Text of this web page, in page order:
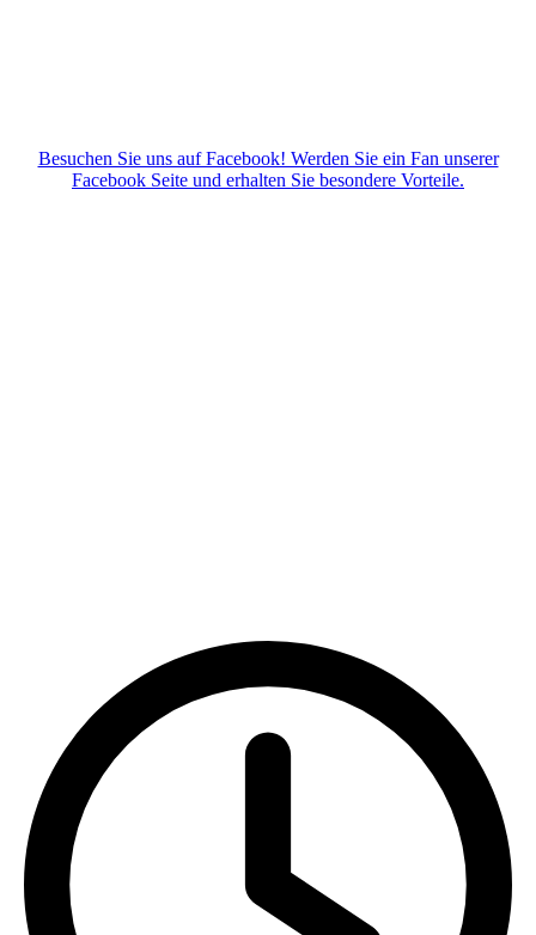
Besuchen Sie uns auf Facebook! Werden Sie ein Fan unserer
Facebook Seite und erhalten Sie besondere Vorteile.